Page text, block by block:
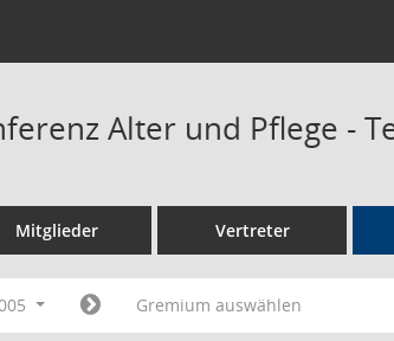
Alter und Pflege -
Mitglieder Vertreter
Gremium auswählen